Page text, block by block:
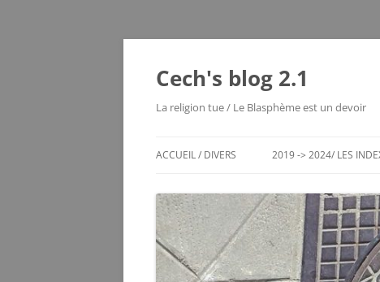
Aller
contenu
Cech's blog 2.1
La religion tue / Le Blasphème est un devoir
ACCUEIL / DIVERS
LES VOYAGES RÊVÉS
ECHEC / JEUX DE RÉFLEXION
2019 -> 2024/ LES
MAYOTTE 2004